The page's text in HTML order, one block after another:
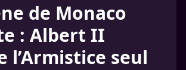
de Monaco
: Albert II
l’Armistice seul